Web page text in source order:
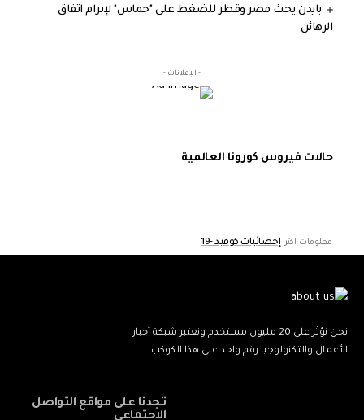
بايدن يحث مصر وقطر للضغط على "حماس" لإبرام اتفاق
الرهائن
- الإعلانات -
حالات فيروس كورونا العالمية
معلومات اكثر:إحصائيات كوفيد -19
نحن نؤثر على 20 مليون مستخدم ونعتبر شبكة أخبار
الأعمال والتكنولوجيا رقم واحد على هذا الكوكب.
تجدنا على مواقع التواصل
الاجتماعي